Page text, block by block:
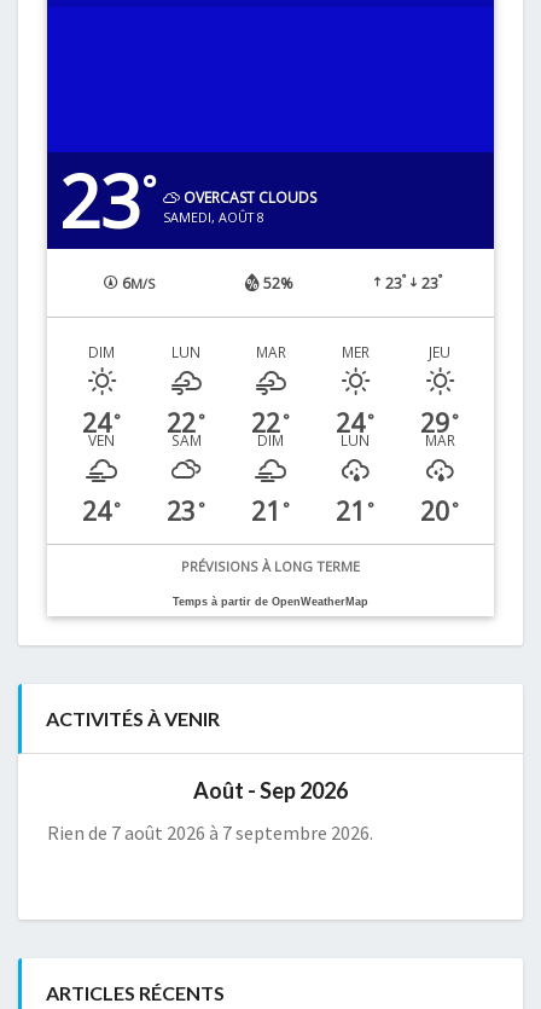
23° OVERCAST CLOUDS
SAMEDI, AOÛT 8
6M/S 52% 23° 23°
DIM
24°
LUN
22°
MAR
22°
MER
24°
JEU
29°
VEN
24°
SAM
23 °
DIM
21 °
LUN
21 °
MAR
20°
PRÉVISIONS À LONG TERME
Temps à partir de OpenWeatherMap
ACTIVITÉS À VENIR
Août - Sep 2026
Rien de 7 août 2026 à 7 septembre 2026.
ARTICLES RÉCENTS